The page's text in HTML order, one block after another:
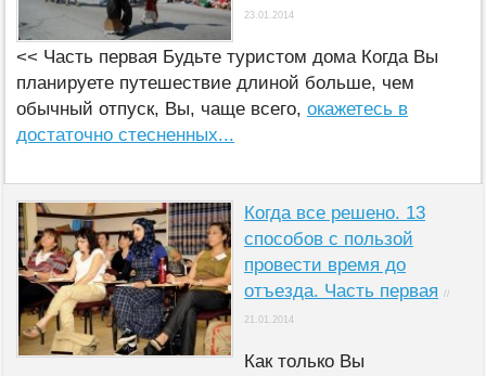
23.01.2014
<< Часть первая Будьте туристом дома Когда Вы
планируете путешествие длиной больше, чем
обычный отпуск, Вы, чаще всего, окажетесь в
достаточно стесненных...
Когда все решено. 13
способов с пользой
провести время до
отъезда. Часть первая //
21.01.2014
Как только Вы